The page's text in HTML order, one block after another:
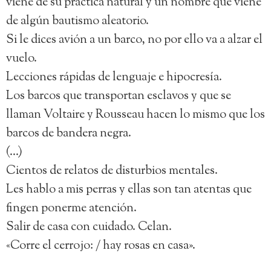
de algún bautismo aleatorio.
Si le dices avión a un barco, no por ello va a alzar el
vuelo.
Lecciones rápidas de lenguaje e hipocresía.
Los barcos que transportan esclavos y que se
llaman Voltaire y Rousseau hacen lo mismo que los
barcos de bandera negra.
(…)
Cientos de relatos de disturbios mentales.
Les hablo a mis perras y ellas son tan atentas que
fingen ponerme atención.
Salir de casa con cuidado. Celan.
«Corre el cerrojo: / hay rosas en casa».